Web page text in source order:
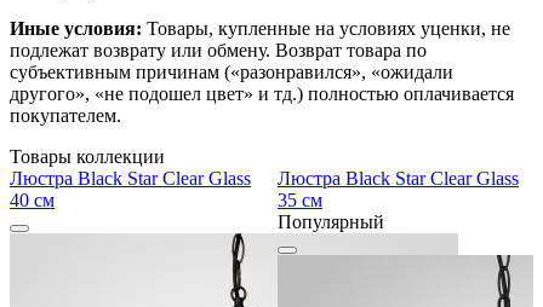
Иные условия: Товары, купленные на условиях уценки, не
подлежат возврату или обмену. Возврат товара по
субъективным причинам («разонравился», «ожидали
другого», «не подошел цвет» и тд.) полностью оплачивается
покупателем.
Товары коллекции
Люстра Black Star Clear Glass
40 см
Люстра Black Star Clear Glass
35 см
Популярный